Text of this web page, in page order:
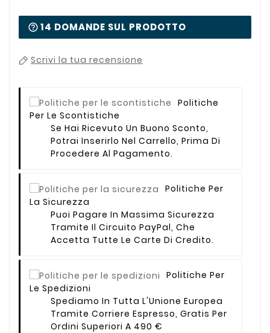
14 DOMANDE SUL PRODOTTO
Scrivi la tua recensione
Politiche
Per Le Scontistiche
Se Hai Ricevuto Un Buono Sconto,
Potrai Inserirlo Nel Carrello, Prima Di
Procedere Al Pagamento.
Politiche Per
La Sicurezza
Puoi Pagare In Massima Sicurezza
Tramite Il Circuito PayPal, Che
Accetta Tutte Le Carte Di Credito.
Politiche Per
Le Spedizioni
Spediamo In Tutta L'Unione Europea
Tramite Corriere Espresso, Gratis Per
Ordini Superiori A 490 €